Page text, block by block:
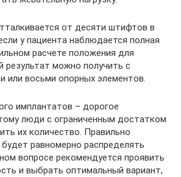
от десяти штифтов в
у пациента наблюдается полная
расчете положения для
результат можно получить с
или восьми опорных элементов.
имплантатов – дорогое
люди с ограниченным достатком
их количество. Правильно
равномерно распределять
вопросе рекомендуется проявить
и выбрать оптимальный вариант,